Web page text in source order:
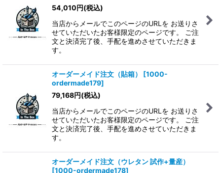
54,010円(税込)
当店からメールでこのページのURLを お送りさ
せていただいたお客様限定のページです。 ご注
文と決済完了後、手配を進めさせていただきま
す。
オーダーメイド注文（貼箱） [1000-
ordermade179]
79,168円(税込)
当店からメールでこのページのURLを お送りさ
せていただいたお客様限定のページです。 ご注
文と決済完了後、手配を進めさせていただきま
す。
オーダーメイド注文（ウレタン 試作+量産）
[1000-ordermade178]